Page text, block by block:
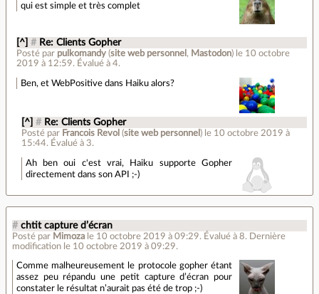
qui est simple et très complet
[^] # Re: Clients Gopher
Posté par pulkomandy (site web personnel , Mastodon) le 10 octobre
2019 à 12:59. Évalué à4.
Ben, et WebPositive dans Haiku alors?
[^] # Re: Clients Gopher
Posté par Francois Revol (site web personnel ) le 10 octobre 2019 à
15:44. Évalué à 3.
Ah ben oui c'est vrai, Haiku supporte Gopher
directement dans son API ;-)
# chtit capture d’écran
Posté par Mimoza le 10 octobre 2019 à 09:29. Évalué à 8. Dernière
modification le 10 octobre 2019 à 09:29.
Comme malheureusement le protocole gopher étant
assez peu répandu une petit capture d’écran pour
constater le résultat n’aurait pas été de trop ;-)